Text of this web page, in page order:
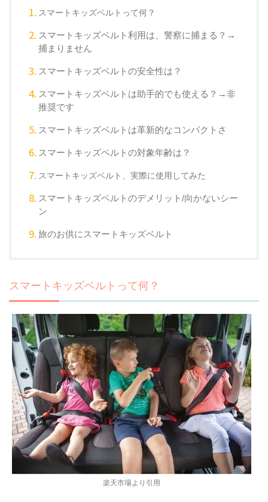
スマートキッズベルトって何？
スマートキッズベルト利用は、警察に捕まる？→
捕まりません
スマートキッズベルトの安全性は？
スマートキッズベルトは助手的でも使える？→非
推奨です
スマートキッズベルトは革新的なコンパクトさ
スマートキッズベルトの対象年齢は？
スマートキッズベルト、実際に使用してみた
スマートキッズベルトのデメリット/向かないシー
ン
旅のお供にスマートキッズベルト
スマートキッズベルトって何？
楽天市場より引用